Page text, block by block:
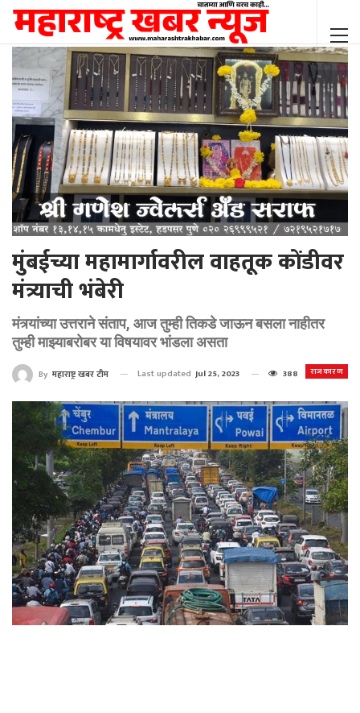
मुंबईच्या महामार्गावरील वाहतूक कोंडीवर
मंत्र्याची भंबेरी
मंत्र्यांच्या उत्तराने संताप, आज तुम्ही तिकडे जाऊन बसला नाहीतर
तुम्ही माझ्याबरोबर या विषयावर भांडला असता
राजकारण
By महाराष्ट्र खबर टीम Last updated Jul 25, 2023 388